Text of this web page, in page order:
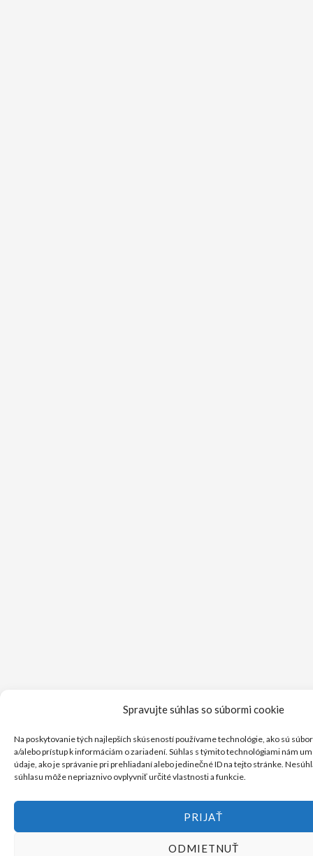
Spravujte súhlas so súbormi cookie
Na poskytovanie tých najlepších skúseností používame technológie, ako sú
a/alebo prístup k informáciám o zariadení. Súhlas s týmito technológiami nám
údaje, ako je správanie pri prehliadaní alebo jedinečné ID na tejto stránke.
súhlasu môže nepriaznivo ovplyvniť určité vlastnosti a funkcie.
PRIJAŤ
ODMIETNUŤ